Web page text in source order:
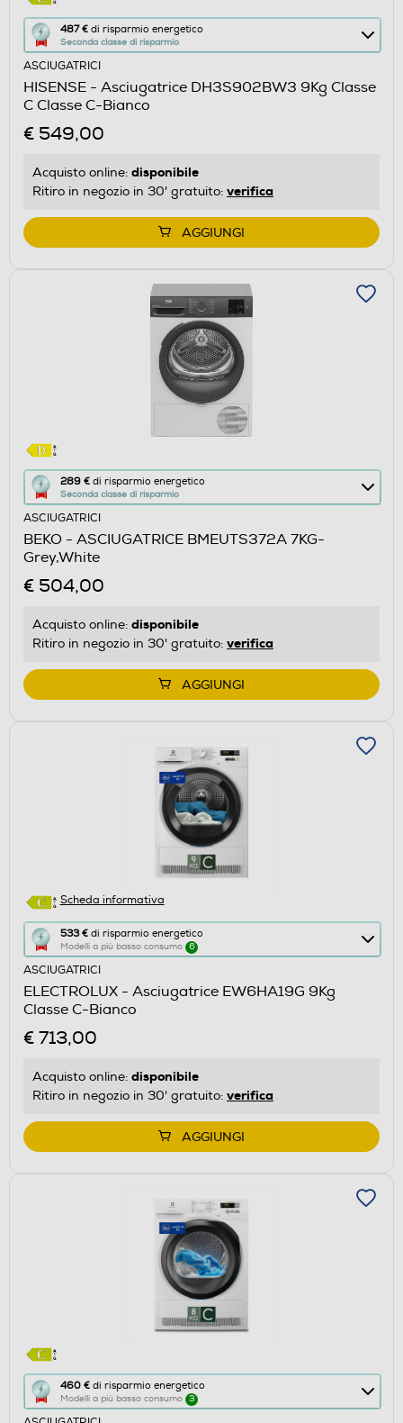
487 € di risparmio energetico
Seconda classe di risparmio
Questa
azione
aprirà
il
Calcolatore
di
energetico
Youreko.
ASCIUGATRICI
HISENSE - Asciugatrice DH3S902BW3 9Kg Classe
C Classe C-Bianco
€ 549,00
Acquisto online: disponibile
Ritiro in negozio in 30' gratuito: verifica
AGGIUNGI
289 € di risparmio energetico
Seconda classe di risparmio
Questa
azione
aprirà
il
Calcolatore
di
energetico
Youreko.
ASCIUGATRICI
BEKO - ASCIUGATRICE BMEUTS372A 7KG-
Grey,White
€ 504,00
Acquisto online: disponibile
Ritiro in negozio in 30' gratuito: verifica
AGGIUNGI
Scheda informativa
533 € di risparmio energetico
Modelli a più basso consumo 6
Questa
azione
aprirà
il
Calcolatore
di
energetico
Youreko.
ASCIUGATRICI
ELECTROLUX - Asciugatrice EW6HA19G 9Kg
Classe C-Bianco
€ 713,00
Acquisto online: disponibile
Ritiro in negozio in 30' gratuito: verifica
AGGIUNGI
460 € di risparmio energetico
Modelli a più basso consumo 3
Questa
azione